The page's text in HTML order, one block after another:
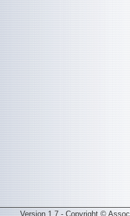
Version 1.7 - Copyright ©